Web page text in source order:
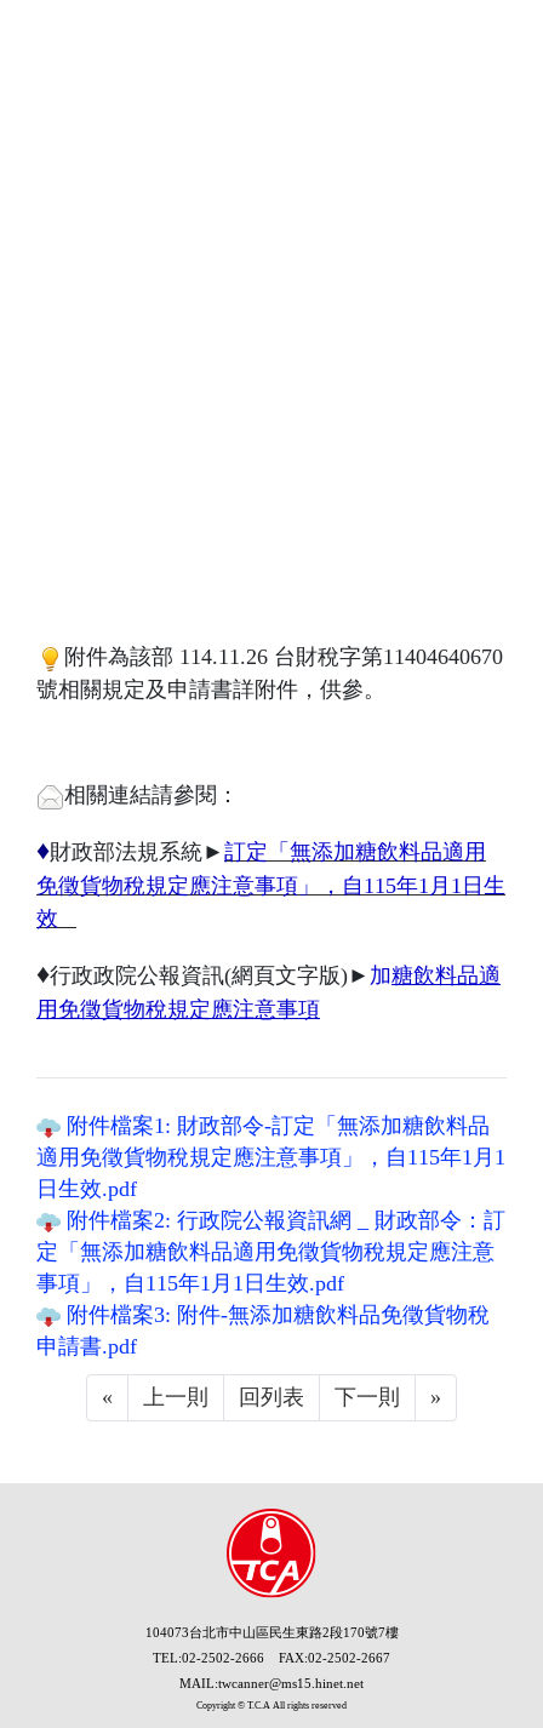
附件為該部 114.11.26 台財稅字第11404640670
號相關規定及申請書詳附件，供參。
相關連結請參閱：
♦財政部法規系統► 訂定「無添加糖飲料品適用
免徵貨物稅規定應注意事項」，自115年1月1日生
效
♦行政政院公報資訊(網頁文字版)► 加糖飲料品適
用免徵貨物稅規定應注意事項
附件檔案1: 財政部令-訂定「無添加糖飲料品
適用免徵貨物稅規定應注意事項」，自115年1月1
日生效.pdf
附件檔案2: 行政院公報資訊網 _ 財政部令：訂
定「無添加糖飲料品適用免徵貨物稅規定應注意
事項」，自115年1月1日生效.pdf
附件檔案3: 附件-無添加糖飲料品免徵貨物稅
申請書.pdf
« Previous
上一則 回列表 下一則 »
104073台北市中山區民生東路2段170號7樓
TEL:02-2502-2666 FAX:02-2502-2667
MAIL:twcanner@ms15.hinet.net
Copyright © T.C.A All rights reserved